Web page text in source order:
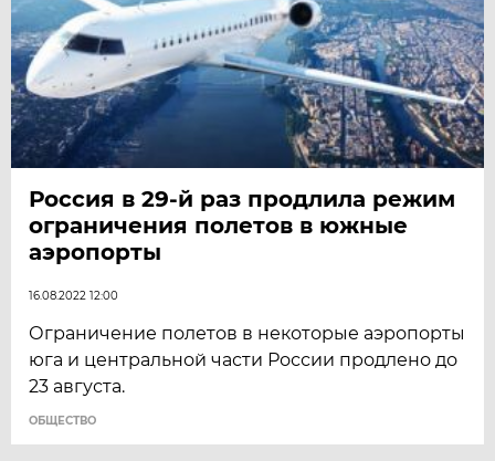
Россия в 29-й раз продлила режим
ограничения полетов в южные
аэропорты
16.08.2022 12:00
Ограничение полетов в некоторые аэропорты
юга и центральной части России продлено до
23 августа.
ОБЩЕСТВО